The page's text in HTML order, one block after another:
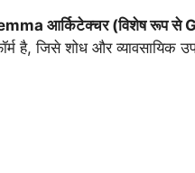
आर्किटेक्चर (विशेष रूप से
है, जिसे शोध और व्यावसायिक